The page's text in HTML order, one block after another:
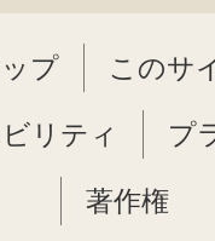
プ このサ
リティ プ
著作権